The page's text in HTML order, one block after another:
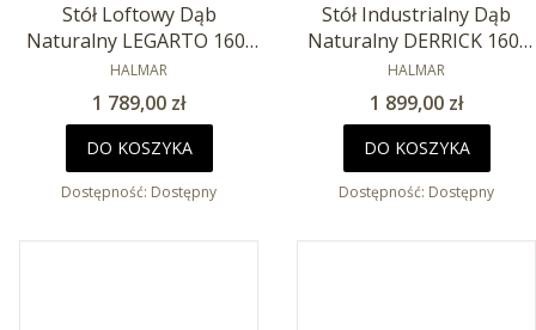
Stół Loftowy Dąb
Naturalny LEGARTO 160-
200x90cm
PRODUCENT
HALMAR
Cena
1 789,00 zł
DO KOSZYKA
Dostępność: Dostępny
Stół Industrialny Dąb
Naturalny DERRICK 160-
200x90cm
PRODUCENT
HALMAR
Cena
1 899,00 zł
DO KOSZYKA
Dostępność: Dostępny